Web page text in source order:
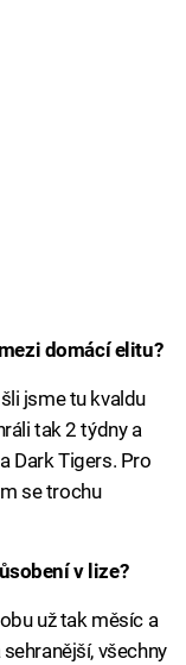
domácí elitu?
jsme tu kvaldu
tak 2 týdny a
Dark Tigers. Pro
se trochu
v lize?
už tak měsíc a
všechny